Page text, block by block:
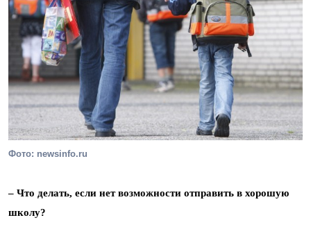
Фото: newsinfo.ru
– Что делать, если нет возможности отправить в хорошую
школу?